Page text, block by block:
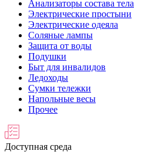
Анализаторы состава тела
Электрические простыни
Электрические одеяла
Соляные лампы
Защита от воды
Подушки
Быт для инвалидов
Ледоходы
Сумки тележки
Напольные весы
Прочее
Доступная среда